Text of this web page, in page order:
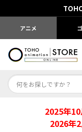
アニメ
Dr.STONE
2025年
2026年